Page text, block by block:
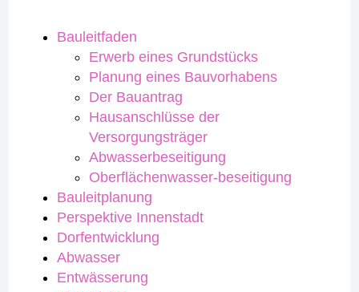
Bauleitfaden
Erwerb eines Grundstücks
Planung eines Bauvorhabens
Der Bauantrag
Hausanschlüsse der
Versorgungsträger
Abwasserbeseitigung
Oberflächenwasser-beseitigung
Bauleitplanung
Perspektive Innenstadt
Dorfentwicklung
Abwasser
Entwässerung